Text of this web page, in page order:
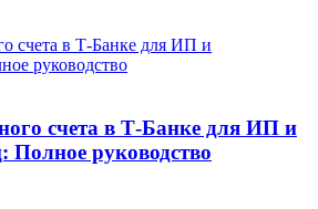
счета в Т-Банке для ИП и
Полное руководство